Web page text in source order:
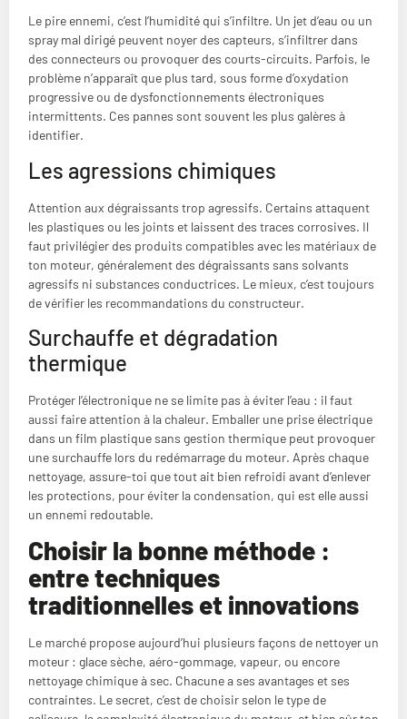
Le pire ennemi, c’est l’humidité qui s’infiltre. Un jet d’eau ou un
spray mal dirigé peuvent noyer des capteurs, s’infiltrer dans
des connecteurs ou provoquer des courts-circuits. Parfois, le
problème n’apparaît que plus tard, sous forme d’oxydation
progressive ou de dysfonctionnements électroniques
intermittents. Ces pannes sont souvent les plus galères à
identifier.
Les agressions chimiques
Attention aux dégraissants trop agressifs. Certains attaquent
les plastiques ou les joints et laissent des traces corrosives. Il
faut privilégier des produits compatibles avec les matériaux de
ton moteur, généralement des dégraissants sans solvants
agressifs ni substances conductrices. Le mieux, c’est toujours
de vérifier les recommandations du constructeur.
Surchauffe et dégradation
thermique
Protéger l’électronique ne se limite pas à éviter l’eau : il faut
aussi faire attention à la chaleur. Emballer une prise électrique
dans un film plastique sans gestion thermique peut provoquer
une surchauffe lors du redémarrage du moteur. Après chaque
nettoyage, assure-toi que tout ait bien refroidi avant d’enlever
les protections, pour éviter la condensation, qui est elle aussi
un ennemi redoutable.
Choisir la bonne méthode :
entre techniques
traditionnelles et innovations
Le marché propose aujourd’hui plusieurs façons de nettoyer un
moteur : glace sèche, aéro-gommage, vapeur, ou encore
nettoyage chimique à sec. Chacune a ses avantages et ses
contraintes. Le secret, c’est de choisir selon le type de